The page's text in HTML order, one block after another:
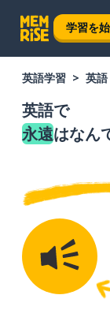
学習を
英語学習 英
英語で
永遠はなん